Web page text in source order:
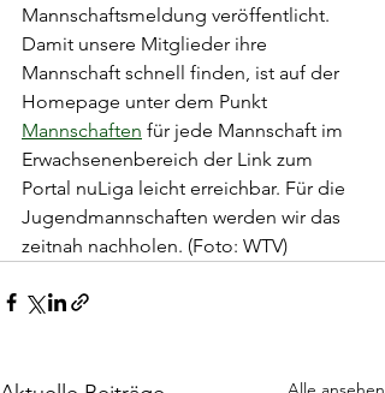
Mannschaftsmeldung veröffentlicht.
Damit unsere Mitglieder ihre
Mannschaft schnell finden, ist auf der
Homepage unter dem Punkt
Mannschaften für jede Mannschaft im
Erwachsenenbereich der Link zum
Portal nuLiga leicht erreichbar. Für die
Jugendmannschaften werden wir das
zeitnah nachholen. (Foto: WTV)